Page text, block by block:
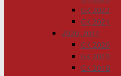
GK 2022
GK 2021
2020-2011
GK 2020
GK 2019
GK 2018